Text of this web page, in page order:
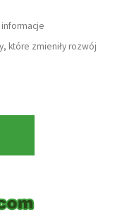
informacje
które zmieniły rozwój